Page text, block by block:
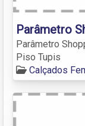
Parâmetro
Parâmetro
Piso Tupis
Calçados